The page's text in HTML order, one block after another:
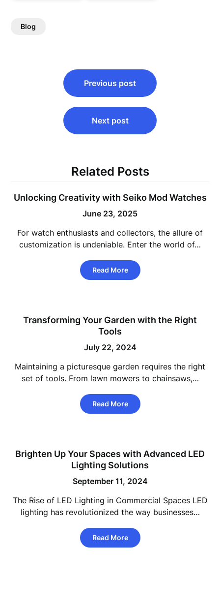
Blog
navigation
Previous post
Next post
Related Posts
Unlocking Creativity with Seiko Mod Watches
June 23, 2025
For watch enthusiasts and collectors, the allure of
customization is undeniable. Enter the world of…
Read More
Transforming Your Garden with the Right
Tools
July 22, 2024
Maintaining a picturesque garden requires the right
set of tools. From lawn mowers to chainsaws,…
Read More
Brighten Up Your Spaces with Advanced LED
Lighting Solutions
September 11, 2024
The Rise of LED Lighting in Commercial Spaces LED
lighting has revolutionized the way businesses…
Read More